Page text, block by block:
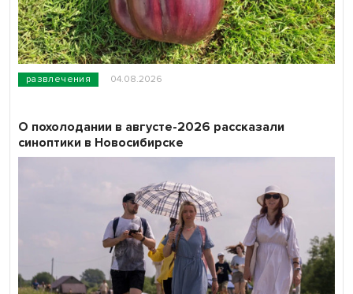
развлечения 04.08.2026
О похолодании в августе-2026 рассказали
синоптики в Новосибирске